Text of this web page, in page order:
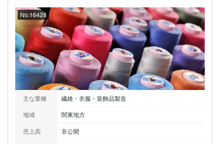
No.16428
主な業種
繊維・衣服・装飾品製造
地域
関東地方
売上高
非公開